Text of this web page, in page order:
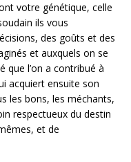
votre génétique, celle
ils vous
des goûts et des
et auxquels on se
que l’on a contribué à
acquiert ensuite son
les bons, les méchants,
respectueux du destin
et de